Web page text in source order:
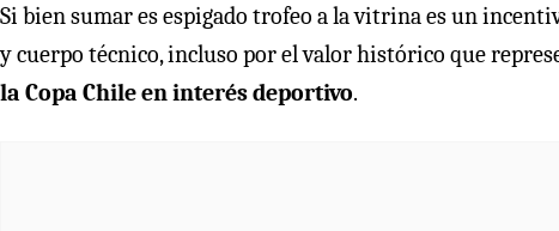
Si bien sumar es espigado trofeo a la vitrina es un
y cuerpo técnico, incluso por el valor histórico que
la Copa Chile en interés deportivo.